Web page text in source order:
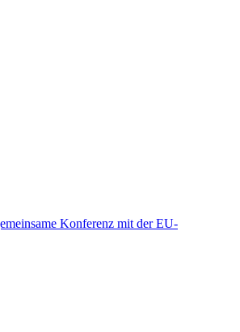
Konferenz mit der EU-